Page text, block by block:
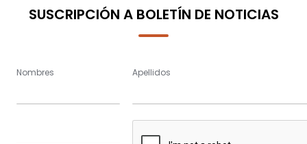
SUSCRIPCIÓN A BOLETÍN DE NOTICIAS
Nombres Apellidos